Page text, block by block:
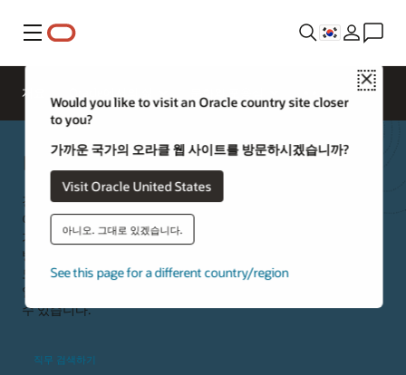
메뉴
Close
Would you like to visit an Oracle country site closer
to you?
가까운 국가의 오라클 웹 사이트를 방문하시겠습니까?
Visit Oracle United States
아니오. 그대로 있겠습니다.
See this page for a different country/region
개요
미래의 여성 리더 역량 강화
강력한 지원, 포용적인 정책 및 훌륭한 리더십 기회 덕분에 많은
여성들이 Oracle에서 성공을 이룹니다. Oracle에서는 자신에게
가장 중요한 가치를 기반으로 커리어 경로를 개척하여 원하는
방식으로 개인적, 직업적 성장을 이룰 수 있습니다. 무엇보다도,
모든 곳에서 여성을 위한 공정한 경쟁의 장을 조성하기 위해
열정을 다하는 여성 리더들로 구성된 강력한 커뮤니티에 가입할
수 있습니다.
직무 검색하기